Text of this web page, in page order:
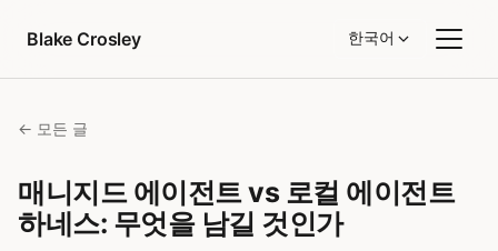
Blake Crosley
한국어
← 모든 글
매니지드 에이전트 vs 로컬 에이전트
하네스: 무엇을 남길 것인가